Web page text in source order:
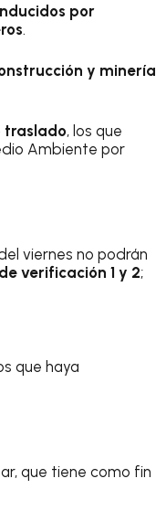
por
.
y minería
traslado, los que
Ambiente por
viernes no podrán
verificación 1 y 2;
que haya
que tiene como fin